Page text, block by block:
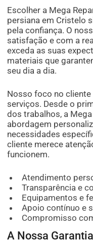
Escolher a Mega
persiana em Cristelo
pela confiança. O
satisfação e com a
exceda as suas
materiais que
seu dia a dia.
Nosso foco no
serviços. Desde o
dos trabalhos, a
abordagem
necessidades
cliente merece
funcionem.
Atendimento
Transparência e
Equipamentos e
Apoio contínuo e
Compromisso
A Nossa